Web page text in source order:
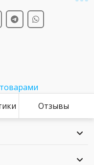
Отзывы